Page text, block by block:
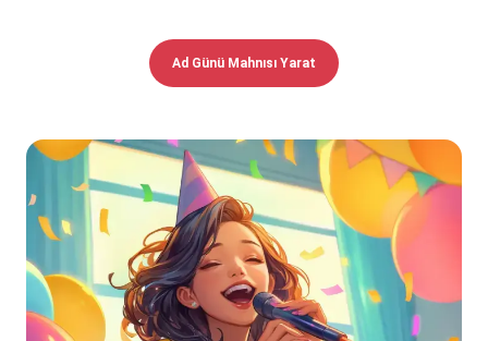
Ad Günü Mahnısı Yarat